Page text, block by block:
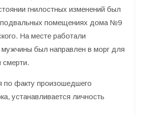
гнилостных изменений был
подвальных помещениях дома №9
На месте работали
был направлен в морг для
смерти.
по факту произошедшего
устанавливается личность